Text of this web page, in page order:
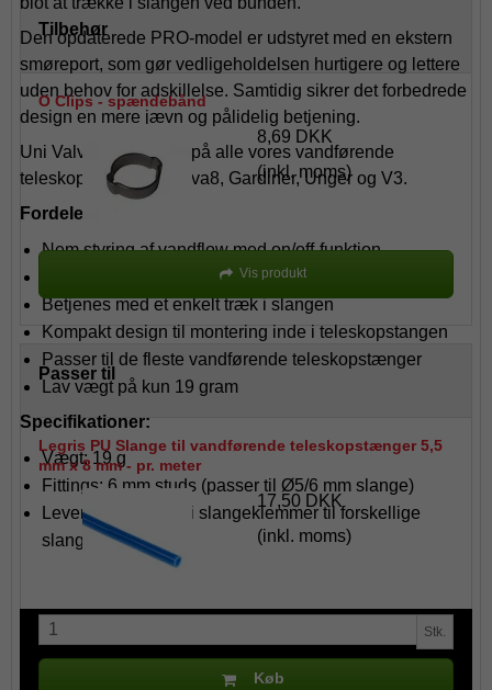
Den opdaterede PRO-model er udstyret med en ekstern
smøreport, som gør vedligeholdelsen hurtigere og lettere
uden behov for adskillelse. Samtidig sikrer det forbedrede
design en mere jævn og pålidelig betjening.
Uni Valve kan bruges på alle vores vandførende
teleskopstænger fra Ova8, Gardiner, Unger og V3.
Fordele:
Nem styring af vandflow med on/off-funktion
Reducerer unødigt vandforbrug
Betjenes med et enkelt træk i slangen
Kompakt design til montering inde i teleskopstangen
Passer til de fleste vandførende teleskopstænger
Lav vægt på kun 19 gram
Specifikationer:
Vægt: 19 g
Fittings: 6 mm studs (passer til Ø5/6 mm slange)
Leveres med valgfri slangeklemmer til forskellige
slangetype
Tilbehør
O Clips - spændebånd
8,69 DKK
(inkl. moms)
Vis produkt
Passer til
Legris PU Slange til vandførende teleskopstænger 5,5
mm x 8 mm - pr. meter
17,50 DKK
(inkl. moms)
Stk.
Køb